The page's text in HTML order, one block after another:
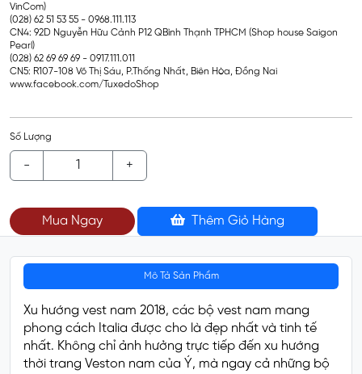
VinCom)
(028) 62 51 53 55 - 0968.111.113
CN4: 92D Nguyễn Hữu Cảnh P12 QBình Thạnh TPHCM (Shop house Saigon
Pearl)
(028) 62 69 69 69 - 0917.111.011
CN5: R107-108 Võ Thị Sáu, P.Thống Nhất, Biên Hòa, Đồng Nai
www.facebook.com/TuxedoShop
Số Lượng
- +
Mua Ngay Thêm Giỏ Hàng
Mô Tả Sản Phẩm
Xu hướng vest nam 2018, các bộ vest nam mang
phong cách Italia được cho là đẹp nhất và tinh tế
nhất. Không chỉ ảnh hưởng trực tiếp đến xu hướng
thời trang Veston nam của Ý, mà ngay cả những bộ